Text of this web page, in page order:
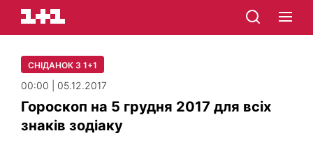
СНІДАНОК З 1+1
00:00 | 05.12.2017
Гороскоп на 5 грудня 2017 для всіх
знаків зодіаку